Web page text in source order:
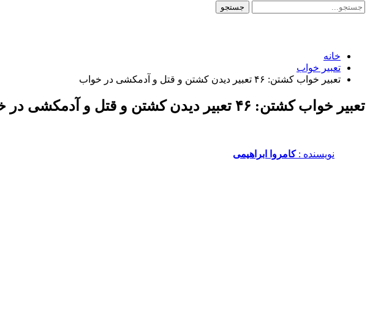
خانه
تعبیر خواب
تعبیر خواب کشتن: ۴۶ تعبیر دیدن کشتن و قتل و آدمکشی در خواب
تعبیر خواب کشتن: ۴۶ تعبیر دیدن کشتن و قتل و آدمکشی در خواب
نویسنده :‌کامروا ابراهیمی